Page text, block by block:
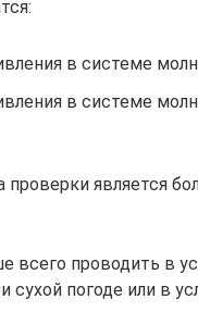
в системе
в системе
является
всего проводить в
сухой погоде или в